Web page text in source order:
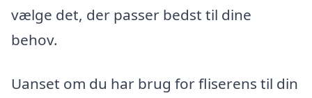
vælge det, der passer bedst til dine
behov.
Uanset om du har brug for fliserens til din